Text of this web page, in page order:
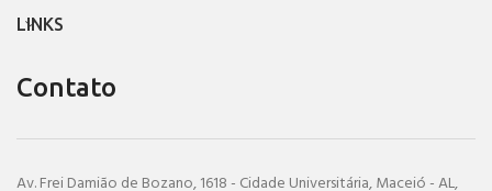
LINKS
Contato
Av. Frei Damião de Bozano, 1618 - Cidade Universitária, Maceió - AL,